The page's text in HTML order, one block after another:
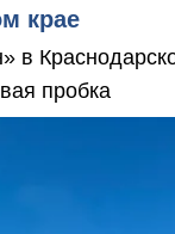
крае
в
пробка